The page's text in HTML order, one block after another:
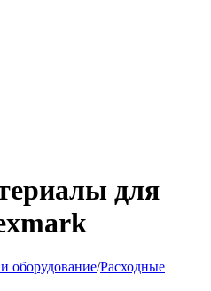
для
оборудование/Расходные